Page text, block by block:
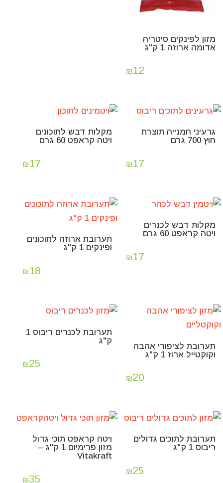
מזון לפינקים סיטריה
אדומה ארוזה 1 ק"ג
₪12
גרעיני חמנייה תוצרת
חוץ 700 גרם
₪17
מקלות דבש לתוכונים
ויטה קראפט 60 גרם
₪17
מקלות דבש לכנרים
ויטה קראפט 60 גרם
₪17
תערובת ארוזה לתוכונים
ופינקים 1 ק"ג
₪18
תערובת לציפורי אהבה
וקוקטייל ארוז 1 ק"ג
₪20
תערובת לכנרים ריבוס 1
ק"ג
₪25
תערובת לתוכים גדולים
ריבוס 1 ק"ג
₪25
ויטה קראפט תוכי גדול
מזון פרימיום 1 ק"ג –
Vitakraft
₪35